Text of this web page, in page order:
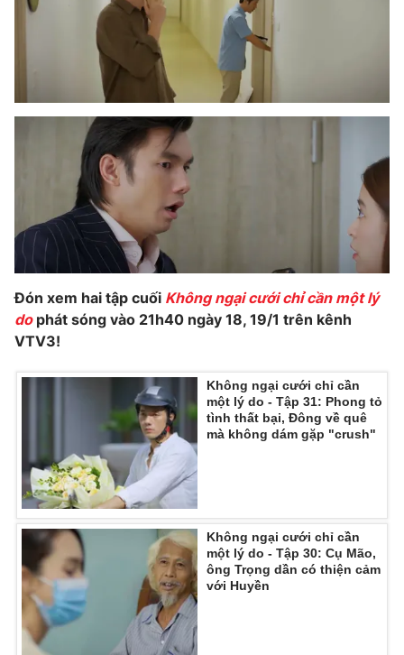
Đón xem hai tập cuối Không ngại cưới chỉ cần một lý
dophát sóng vào 21h40 ngày 18, 19/1 trên kênh
VTV3!
Không ngại cưới chỉ cần
một lý do - Tập 31: Phong tỏ
tình thất bại, Đông về quê
mà không dám gặp "crush"
Không ngại cưới chỉ cần
một lý do - Tập 30: Cụ Mão,
ông Trọng dần có thiện cảm
với Huyền